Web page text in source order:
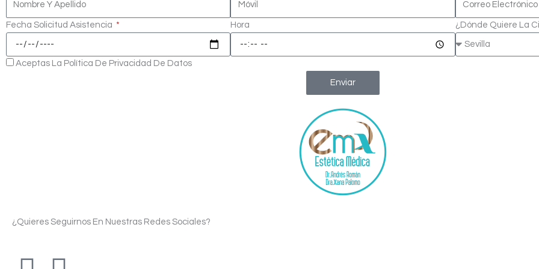
Fecha Solicitud Asistencia Hora ¿Dónde Quiere La
Aceptas La Política De Privacidad De Datos
Enviar
¿Quieres Seguirnos En Nuestras Redes Sociales?